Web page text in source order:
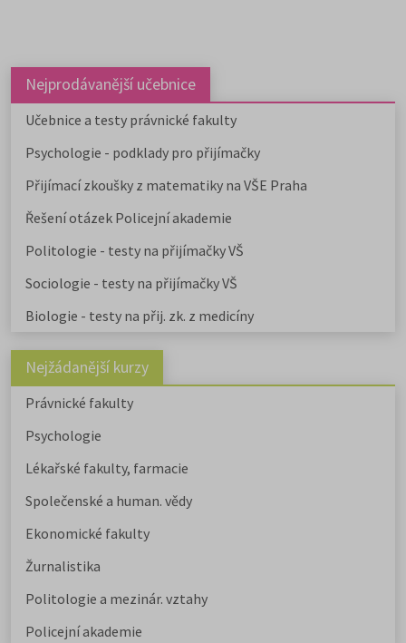
Nejprodávanější učebnice
Učebnice a testy právnické fakulty
Psychologie - podklady pro přijímačky
Přijímací zkoušky z matematiky na VŠE Praha
Řešení otázek Policejní akademie
Politologie - testy na přijímačky VŠ
Sociologie - testy na přijímačky VŠ
Biologie - testy na přij. zk. z medicíny
Nejžádanější kurzy
Právnické fakulty
Psychologie
Lékařské fakulty, farmacie
Společenské a human. vědy
Ekonomické fakulty
Žurnalistika
Politologie a mezinár. vztahy
Policejní akademie